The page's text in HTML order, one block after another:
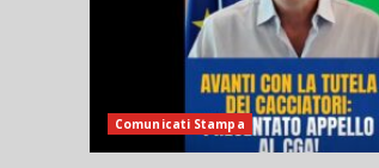
Comunicati Stampa